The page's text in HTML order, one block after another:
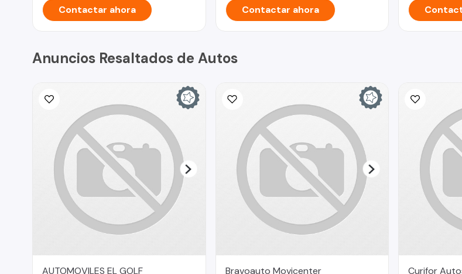
Contactar ahora Contactar ahora
Anuncios Resaltados de Autos
AUTOMOVILES EL GOLF Bravoauto Movicenter Curifor